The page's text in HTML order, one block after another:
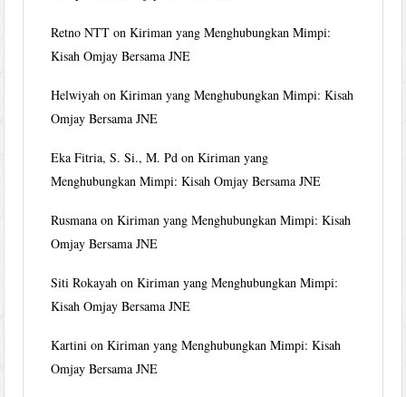
Retno NTT onKiriman yang Menghubungkan Mimpi:
Kisah Omjay Bersama JNE
Helwiyah onKiriman yang Menghubungkan Mimpi: Kisah
Omjay Bersama JNE
Eka Fitria, S. Si., M. Pd onKiriman yang
Menghubungkan Mimpi: Kisah Omjay Bersama JNE
Rusmana onKiriman yang Menghubungkan Mimpi: Kisah
Omjay Bersama JNE
Siti Rokayah onKiriman yang Menghubungkan Mimpi:
Kisah Omjay Bersama JNE
Kartini onKiriman yang Menghubungkan Mimpi: Kisah
Omjay Bersama JNE